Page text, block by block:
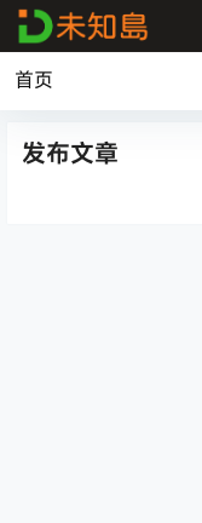
首页
发布文章